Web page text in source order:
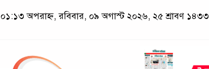
০১:১৩ অপরাহ্ন, রবিবার, ০৯ অগাস্ট ২০২৬, ২৫ শ্রাবণ ১৪৩৩